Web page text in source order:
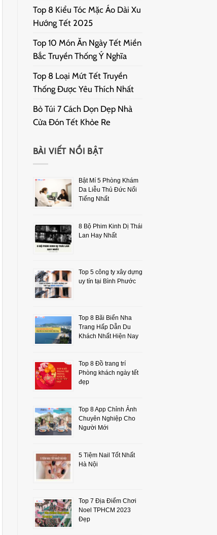
Top 8 Kiểu Tóc Mặc Áo Dài Xu
Hướng Tết 2025
Top 10 Món Ăn Ngày Tết Miền
Bắc Truyền Thống Ý Nghĩa
Top 8 Loại Mứt Tết Truyền
Thống Được Yêu Thích Nhất
Bỏ Túi 7 Cách Dọn Dẹp Nhà
Cửa Đón Tết Khỏe Re
BÀI VIẾT NỔI BẬT
Bật Mí 5 Phòng Khám
Da Liễu Thủ Đức Nổi
Tiếng Nhất
8 Bộ Phim Kinh Dị Thái
Lan Hay Nhất
Top 5 công ty xây dựng
uy tín tại Bình Phước
Top 8 Bãi Biển Nha
Trang Hấp Dẫn Du
Khách Nhất Hiện Nay
Top 8 Đồ trang trí
Phòng khách ngày tết
đẹp
Top 8 App Chỉnh Ảnh
Chuyên Nghiệp Cho
Người Mới
5 Tiệm Nail Tốt Nhất
Hà Nội
Top 7 Địa Điểm Chơi
Noel TPHCM 2023
Đẹp